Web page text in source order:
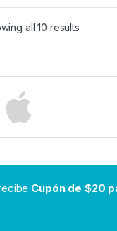
all 10 results
Cupón de $20